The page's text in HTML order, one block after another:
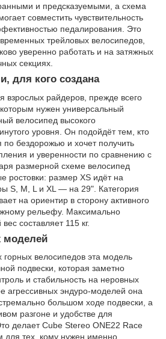
и предсказуемыми, а схема
совместить чувствительность
педалирования. Это
трейловых велосипедов,
уверенно работать и на затяжных
секциях.
для кого создана
взрослых райдеров, прежде всего
нужен универсальный
велосипед высокого
уровня. Он подойдёт тем, кто
по бездорожью и хочет получить
и уверенности по сравнению с
размерной схеме велосипед
ростовки: размер XS идёт на
S, M, L и XL — на 29". Категория
на ориентир в сторону активного
рельефу. Максимально
составляет 115 кг.
моделей
велосипедов эта модель
подвески, которая заметно
и стабильность на неровных
агрессивных эндуро-моделей она
большом ходе подвески, а
разгоне и удобстве для
делает Cube Stereo ONE22 Race
тех, кому нужен именно